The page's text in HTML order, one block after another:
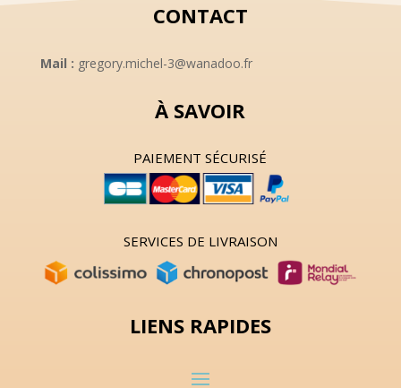
CONTACT
Mail : gregory.michel-3@wanadoo.fr
À SAVOIR
PAIEMENT SÉCURISÉ
SERVICES DE LIVRAISON
LIENS RAPIDES